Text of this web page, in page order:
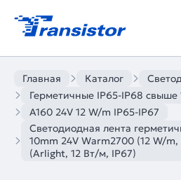
Главная Каталог
Герметичные IP65-IP68 свыше
A160 24V 12 W/m IP65-IP67
Светодиодная лента
10mm 24V Warm2700 (12 W/m,
(Arlight, 12 Вт/м, IP67)